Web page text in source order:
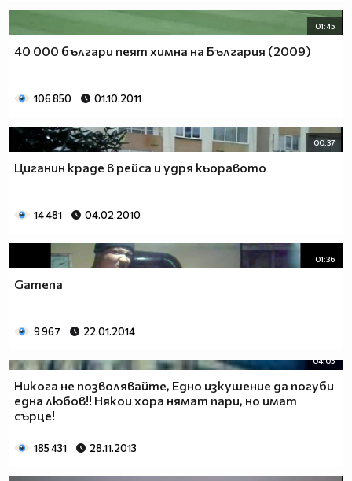
01:45
40 000 българи пеят химна на България (2009)
106 850 01.10.2011
00:37
Циганин краде в рейса и удря кьоравото
14 481 04.02.2010
01:36
Gamena
9 967 22.01.2014
04:05
Никога не позволявайте, Едно изкушение да погуби
една любов!! Някои хора нямат пари, но имат
сърце!
185 431 28.11.2013